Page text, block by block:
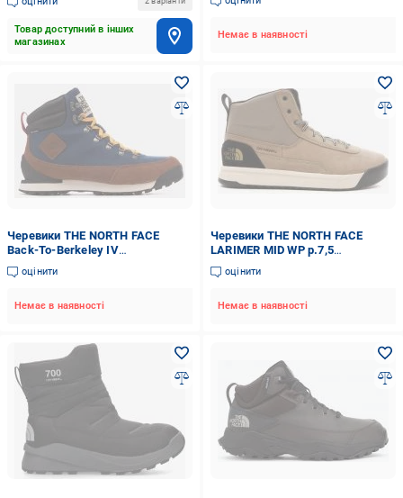
Товар доступний в інших
магазинах
Немає в наявності
Черевики THE NORTH FACE
Back-To-Berkeley IV
NF0A8177OIE р.42,5 синій
оцінити
Немає в наявності
Черевики THE NORTH FACE
LARIMER MID WP р.7,5
NF0A52RM-1XF1 р.41 коричневий
оцінити
Немає в наявності